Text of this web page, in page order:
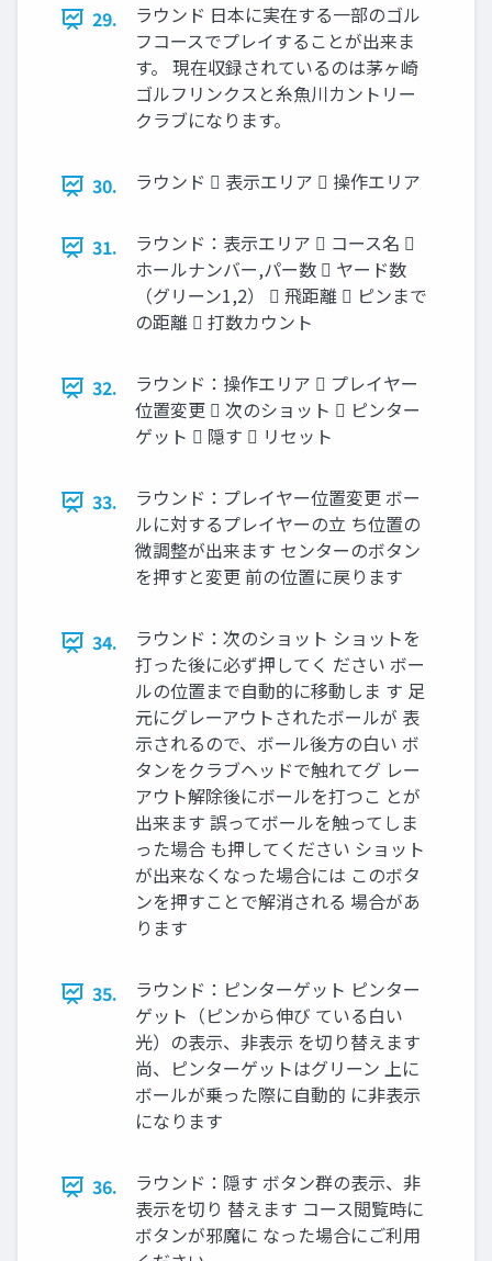
29.
ラウンド 日本に実在する一部のゴル
フコースでプレイすることが出来ま
す。 現在収録されているのは茅ヶ崎
ゴルフリンクスと糸魚川カントリー
クラブになります。
30. ラウンド  表示エリア  操作エリア
31.
ラウンド：表示エリア  コース名 
ホールナンバー,パー数  ヤード数
（グリーン1,2）  飛距離  ピンまで
の距離  打数カウント
32.
ラウンド：操作エリア  プレイヤー
位置変更  次のショット  ピンター
ゲット  隠す  リセット
33.
ラウンド：プレイヤー位置変更 ボー
ルに対するプレイヤーの立 ち位置の
微調整が出来ます センターのボタン
を押すと変更 前の位置に戻ります
34.
ラウンド：次のショット ショットを
打った後に必ず押してく ださい ボー
ルの位置まで自動的に移動しま す 足
元にグレーアウトされたボールが 表
示されるので、ボール後方の白い ボ
タンをクラブヘッドで触れてグ レー
アウト解除後にボールを打つこ とが
出来ます 誤ってボールを触ってしま
った場合 も押してください ショット
が出来なくなった場合には このボタ
ンを押すことで解消される 場合があ
ります
35.
ラウンド：ピンターゲット ピンター
ゲット（ピンから伸び ている白い
光）の表示、非表示 を切り替えます
尚、ピンターゲットはグリーン 上に
ボールが乗った際に自動的 に非表示
になります
36.
ラウンド：隠す ボタン群の表示、非
表示を切り 替えます コース閲覧時に
ボタンが邪魔に なった場合にご利用